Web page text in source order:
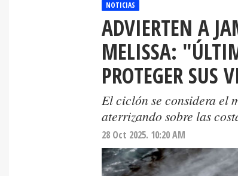
NOTICIAS
ADVIERTEN A
MELISSA:
PROTEGER SUS
El ciclón se considera el
aterrizando sobre las
28 Oct 2025. 10:20 AM